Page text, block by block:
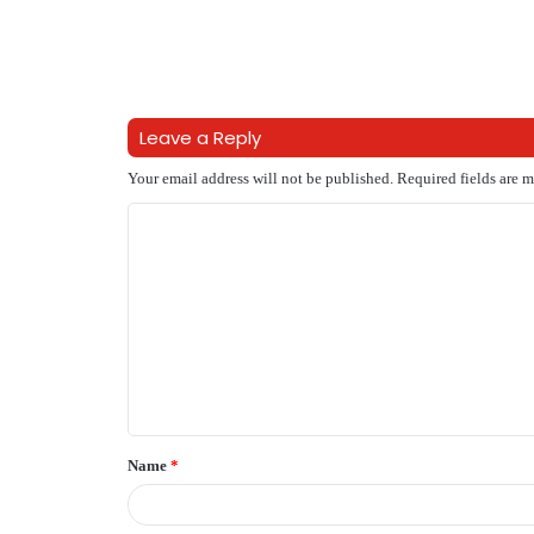
Leave a Reply
Your email address will not be published. Required fields are
t
*
Name *